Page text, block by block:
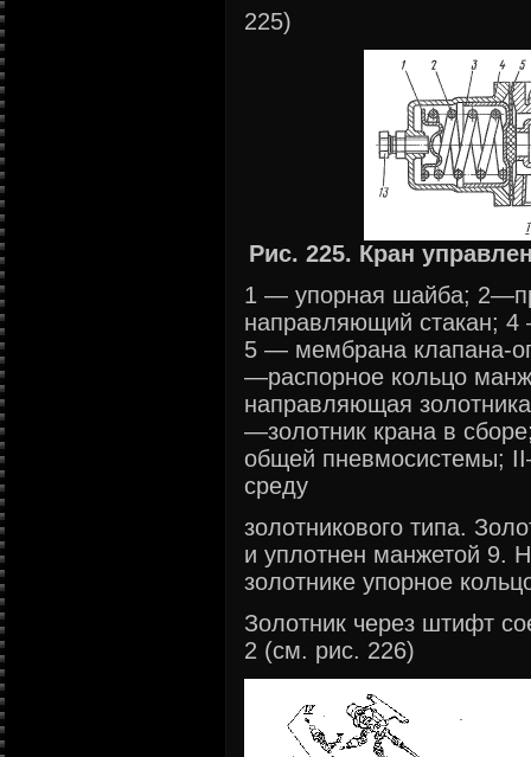
225)
Рис. 225. Кран
1 — упорная шайба;
направляющий стакан; 4
5 — мембрана клапана-
—распорное кольцо
направляющая
—золотник крана в
общей
среду
золотникового типа.
и уплотнен манжетой 9.
золотнике упорное
Золотник через штифт
2 (см. рис. 226)